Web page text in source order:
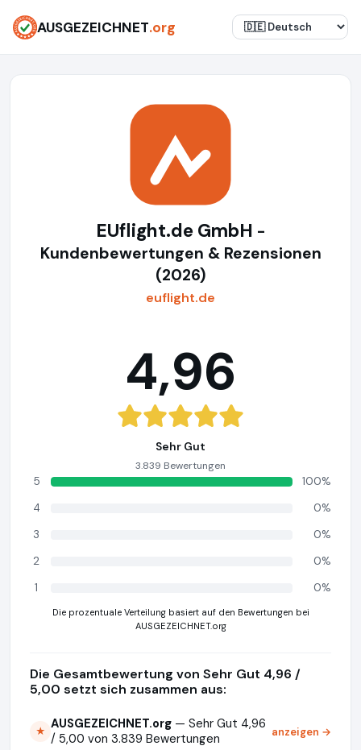
AUSGEZEICHNET.org
EUflight.de GmbH -
Kundenbewertungen & Rezensionen
(2026)
euflight.de
4,96
Sehr Gut
3.839 Bewertungen
5
100%
4
0%
3
0%
2
0%
1
0%
Die prozentuale Verteilung basiert auf den Bewertungen bei
AUSGEZEICHNET.org
Die Gesamtbewertung von Sehr Gut 4,96 /
5,00 setzt sich zusammen aus:
★ AUSGEZEICHNET.org — Sehr Gut 4,96
/ 5,00 von 3.839 Bewertungen
anzeigen →